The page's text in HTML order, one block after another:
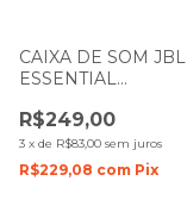
CAIXA DE SOM
ESSENTIAL
VERMELHA COM
R$249,00
3 x de R$83,00 sem juros
R$229,08 com Pix